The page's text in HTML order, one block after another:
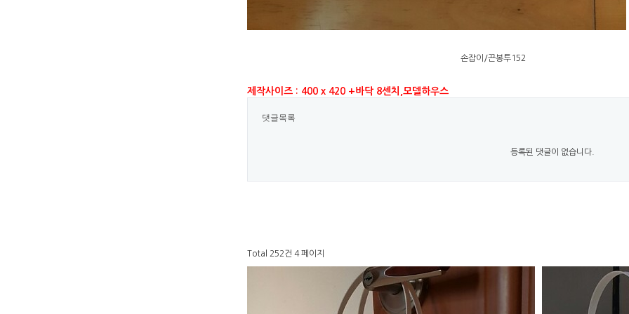
손잡이/끈봉투152
제작사이즈 : 400 x 420 +바닥 8센치,모델하우스
댓글목록
등록된 댓글이 없습니다.
Total 252건 4 페이지